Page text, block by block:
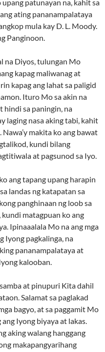
patunayan na, kahit sa
ating pananampalataya
mula kay D. L. Moody.
Panginoon.
na Diyos, tulungan Mo
kapag maliwanag at
kapag ang lahat sa paligid
Ituro Mo sa akin na
hindi sa paningin, na
laging nasa aking tabi, kahit
makita ko ang bawat
kundi bilang
at pagsunod sa Iyo.
ang tapang upang harapin
landas ng katapatan sa
panghinaan ng loob sa
matagpuan ko ang
Ipinaaalala Mo na ang mga
Iyong pagkalinga, na
pananampalataya at
kalooban.
at pinupuri Kita dahil
Salamat sa paglakad
bagyo, at sa paggamit Mo
Iyong biyaya at lakas.
aking walang hanggang
makapangyarihang